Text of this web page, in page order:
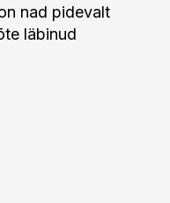
nad pidevalt
läbinud